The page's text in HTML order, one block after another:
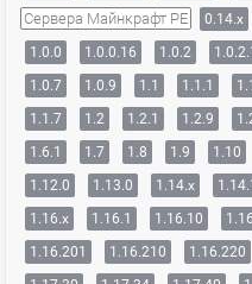
Сервера Майнкрафт PE 0.14.x
1.0.0
1.0.0.16 1.0.2 1.0.2.1
1.0.7
1.0.9 1.1 1.1.1
1.1.7
1.2 1.2.1 1.2.9
1.6.1
1.7 1.8 1.9 1.10
1.12.0
1.13.0 1.14.x 1.14.1
1.16.x
1.16.1 1.16.10
1.16.201
1.16.210 1.16.220